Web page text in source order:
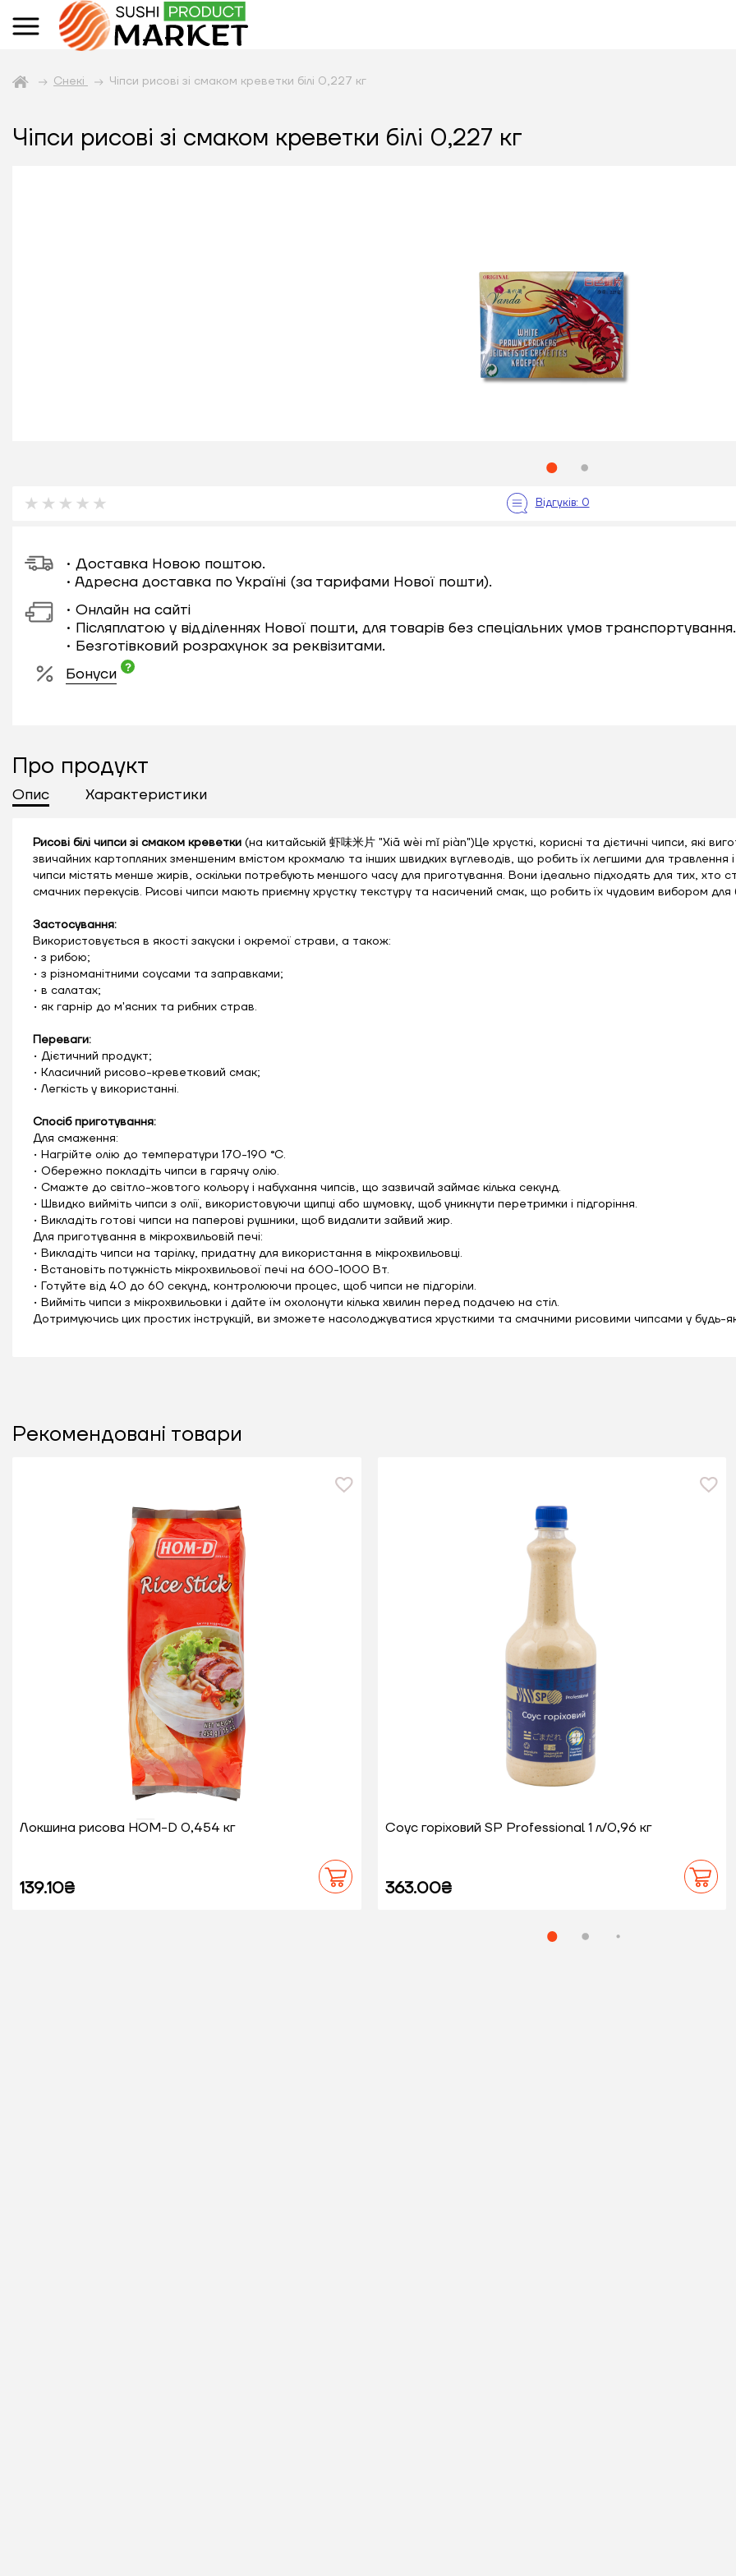
Снекі Чіпси рисові зі смаком креветки білі 0,227 кг
Чіпси рисові зі смаком креветки білі 0,227 кг
• Доставка Новою поштою.
• Адресна доставка по Україні (за тарифами Нової пошти).
• Онлайн на сайті
• Післяплатою у відділеннях Нової пошти, для товарів без спеціальних умов транспортування.
• Безготівковий розрахунок за реквізитами.
Бонуси
Про продукт
Опис Характеристики
Рисові білі чипси зі смаком креветки (на китайській 虾味米片 "Xiā wèi mǐ piàn")Це хрусткі, корисні та дієтичні чипси, які
звичайних картопляних зменшеним вмістом крохмалю та інших швидких вуглеводів, що робить їх легшими для травлення
чипси містять менше жирів, оскільки потребують меншого часу для приготування. Вони ідеально підходять для тих, хто
смачних перекусів. Рисові чипси мають приємну хрустку текстуру та насичений смак, що робить їх чудовим вибором для
Застосування:
Використовується в якості закуски і окремої страви, а також:
• з рибою;
• з різноманітними соусами та заправками;
• в салатах;
• як гарнір до м'ясних та рибних страв.
Переваги:
• Дієтичний продукт;
• Класичний рисово-креветковий смак;
• Легкість у використанні.
Спосіб приготування:
Для смаження:
• Нагрійте олію до температури 170-190 °C.
• Обережно покладіть чипси в гарячу олію.
• Смажте до світло-жовтого кольору і набухання чипсів, що зазвичай займає кілька секунд.
• Швидко вийміть чипси з олії, використовуючи щипці або шумовку, щоб уникнути перетримки і підгоріння.
• Викладіть готові чипси на паперові рушники, щоб видалити зайвий жир.
Для приготування в мікрохвильовій печі:
• Викладіть чипси на тарілку, придатну для використання в мікрохвильовці.
• Встановіть потужність мікрохвильової печі на 600-1000 Вт.
• Готуйте від 40 до 60 секунд, контролюючи процес, щоб чипси не підгоріли.
• Вийміть чипси з мікрохвильовки і дайте їм охолонути кілька хвилин перед подачею на стіл.
Дотримуючись цих простих інструкцій, ви зможете насолоджуватися хрусткими та смачними рисовими чипсами у будь-
Рекомендовані товари
Локшина рисова HOM-D 0,454 кг
139.10₴
Соус горіховий SP Professional 1 л/0,96 кг
363.00₴